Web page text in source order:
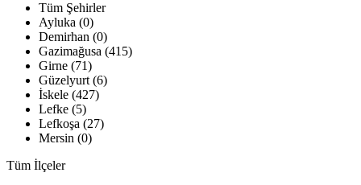
Tüm Şehirler
Ayluka (0)
Demirhan (0)
Gazimağusa (415)
Girne (71)
Güzelyurt (6)
İskele (427)
Lefke (5)
Lefkoşa (27)
Mersin (0)
Tüm İlçeler